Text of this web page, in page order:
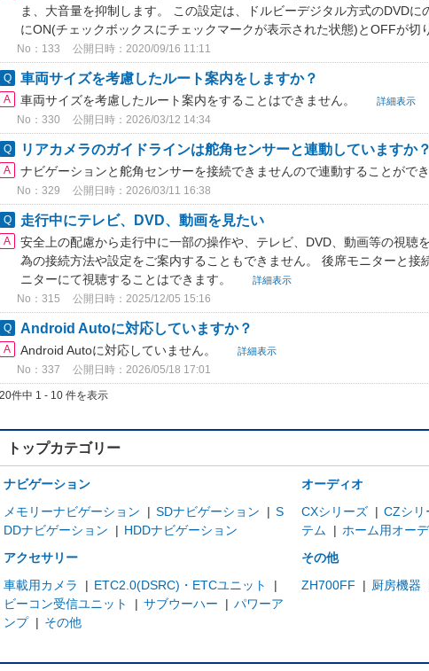
ま、大音量を抑制します。 この設定は、ドルビーデジタル方式のDVD
にON(チェックボックスにチェックマークが表示された状態)とOFFが切
No：133 公開日時：2020/09/16 11:11
車両サイズを考慮したルート案内をしますか？
車両サイズを考慮したルート案内をすることはできません。 詳細表示
No：330 公開日時：2026/03/12 14:34
リアカメラのガイドラインは舵角センサーと連動していますか？
ナビゲーションと舵角センサーを接続できませんので連動することがで
No：329 公開日時：2026/03/11 16:38
走行中にテレビ、DVD、動画を見たい
安全上の配慮から走行中に一部の操作や、テレビ、DVD、動画等の視聴
為の接続方法や設定をご案内することもできません。 後席モニターと接
ニターにて視聴することはできます。
詳細表示
No：315 公開日時：2025/12/05 15:16
Android Autoに対応していますか？
Android Autoに対応していません。 詳細表示
No：337 公開日時：2026/05/18 17:01
20件中 1 - 10 件を表示
トップカテゴリー
ナビゲーション
メモリーナビゲーション
| SDナビゲーション | S
DDナビゲーション
| HDDナビゲーション
オーディオ
CXシリーズ | CZシリ
テム
| ホーム用オー
アクセサリー
車載用カメラ
| ETC2.0(DSRC)・ETCユニット
|
ビーコン受信ユニット
| サブウーハー | パワーア
ンプ | その他
その他
ZH700FF
| 厨房機器